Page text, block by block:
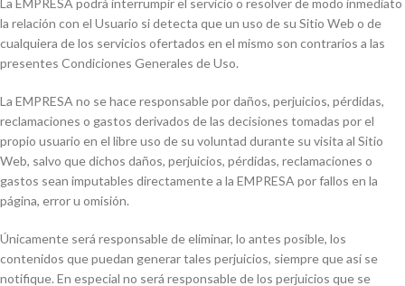
La EMPRESA podrá interrumpir el servicio o resolver de modo inmediato
la relación con el Usuario si detecta que un uso de su Sitio Web o de
cualquiera de los servicios ofertados en el mismo son contrarios a las
presentes Condiciones Generales de Uso.
La EMPRESA no se hace responsable por daños, perjuicios, pérdidas,
reclamaciones o gastos derivados de las decisiones tomadas por el
propio usuario en el libre uso de su voluntad durante su visita al Sitio
Web, salvo que dichos daños, perjuicios, pérdidas, reclamaciones o
gastos sean imputables directamente a la EMPRESA por fallos en la
página, error u omisión.
Únicamente será responsable de eliminar, lo antes posible, los
contenidos que puedan generar tales perjuicios, siempre que así se
notifique. En especial no será responsable de los perjuicios que se